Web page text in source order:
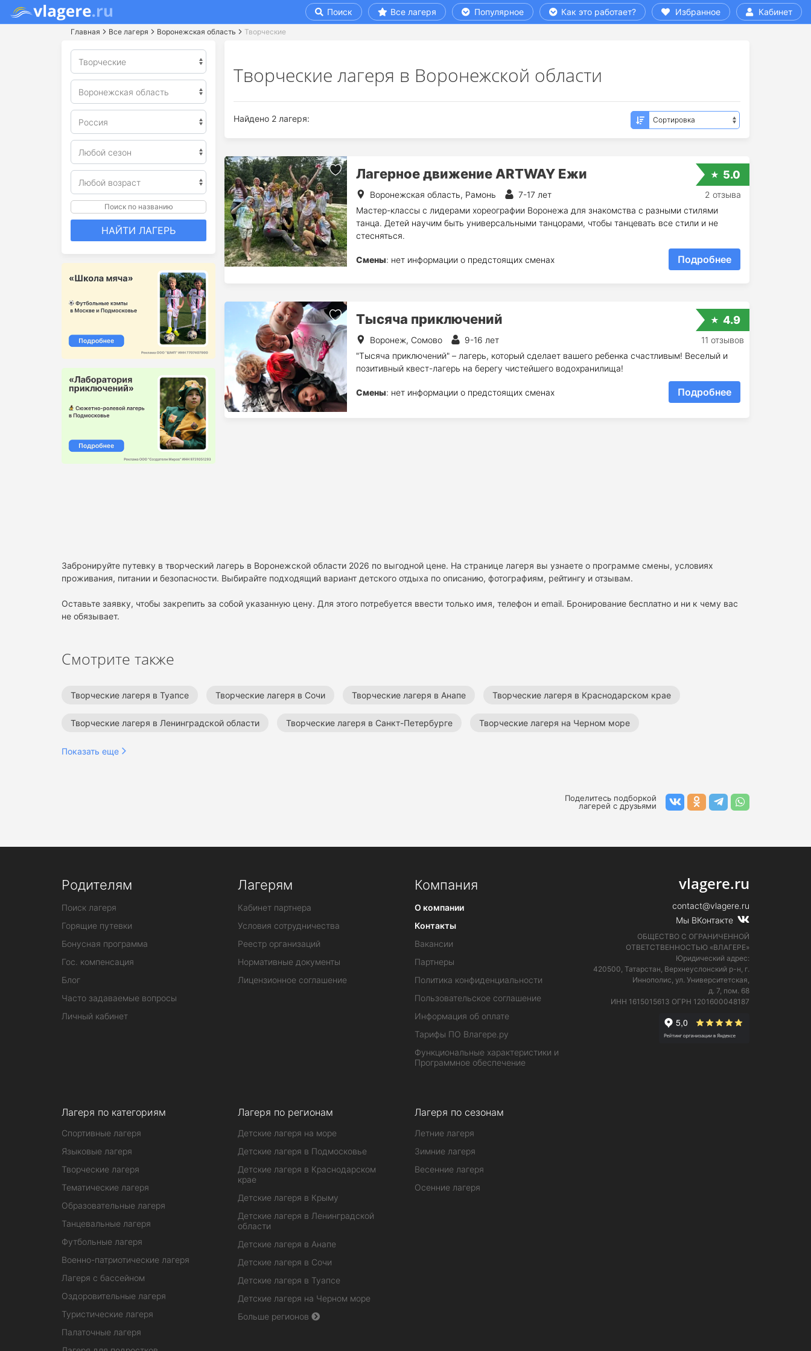
Поиск Все лагеря Популярное Как это работает? Избранное Кабинет
Главная Все лагеря Воронежская область Творческие
Поиск по названию
НАЙТИ ЛАГЕРЬ
Творческие лагеря в Воронежской области
Найдено 2 лагеря:
Лагерное движение ARTWAY Ежи
Воронежская область, Рамонь
7-17 лет
Мастер-классы с лидерами хореографии Воронежа для знакомства с разными стилями
танца. Детей научим быть универсальными танцорами, чтобы танцевать все стили и не
стесняться.
Смены: нет информации о предстоящих сменах Подробнее
5.0
2 отзыва
Тысяча приключений
Воронеж, Сомово
9-16 лет
"Тысяча приключений" – лагерь, который сделает вашего ребенка счастливым! Веселый и
позитивный квест-лагерь на берегу чистейшего водохранилища!
Смены: нет информации о предстоящих сменах Подробнее
4.9
11 отзывов
Забронируйте путевку в творческий лагерь в Воронежской области 2026 по выгодной цене. На странице лагеря вы узнаете о программе смены, условиях
проживания, питании и безопасности. Выбирайте подходящий вариант детского отдыха по описанию, фотографиям, рейтингу и отзывам.
Оставьте заявку, чтобы закрепить за собой указанную цену. Для этого потребуется ввести только имя, телефон и email. Бронирование бесплатно и ни к чему вас
не обязывает.
Смотрите также
Творческие лагеря в Туапсе Творческие лагеря в Сочи Творческие лагеря в Анапе Творческие лагеря в Краснодарском крае
Творческие лагеря в Ленинградской области Творческие лагеря в Санкт-Петербурге Творческие лагеря на Черном море
Творческие лагеря в Крыму
Показать еще
Поделитесь подборкой
лагерей с друзьями
Родителям
Поиск лагеря
Горящие путевки
Бонусная программа
Гос. компенсация
Блог
Часто задаваемые вопросы
Личный кабинет
Лагерям
Кабинет партнера
Условия сотрудничества
Реестр организаций
Нормативные документы
Лицензионное соглашение
Компания
О компании
Контакты
Вакансии
Партнеры
Политика конфиденциальности
Пользовательское соглашение
Информация об оплате
Тарифы ПО Влагере.ру
Функциональные характеристики и
Программное обеспечение
Лагеря по категориям
Спортивные лагеря
Языковые лагеря
Творческие лагеря
Тематические лагеря
Образовательные лагеря
Танцевальные лагеря
Футбольные лагеря
Военно-патриотические лагеря
Лагеря с бассейном
Оздоровительные лагеря
Туристические лагеря
Палаточные лагеря
Лагеря по регионам
Детские лагеря на море
Детские лагеря в Подмосковье
Детские лагеря в Краснодарском
крае
Детские лагеря в Крыму
Детские лагеря в Ленинградской
области
Детские лагеря в Анапе
Детские лагеря в Сочи
Детские лагеря в Туапсе
Детские лагеря на Черном море
Больше регионов
Лагеря по сезонам
Летние лагеря
Зимние лагеря
Весенние лагеря
Осенние лагеря
vlagere.ru
contact@vlagere.ru
Мы ВКонтакте
ОБЩЕСТВО С ОГРАНИЧЕННОЙ
ОТВЕТСТВЕННОСТЬЮ «ВЛАГЕРЕ»
Юридический адрес:
420500, Татарстан, Верхнеуслонский р-н, г.
Иннополис, ул. Университетская,
д. 7, пом. 68
ИНН 1615015613 ОГРН 1201600048187